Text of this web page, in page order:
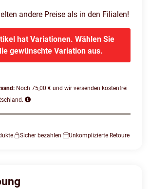
andere Preise als in den Filialen!
hat Variationen. Wählen Sie
gewünschte Variation aus.
Noch 75,00 € und wir versenden kostenfrei
Sicher bezahlen Unkomplizierte Retoure